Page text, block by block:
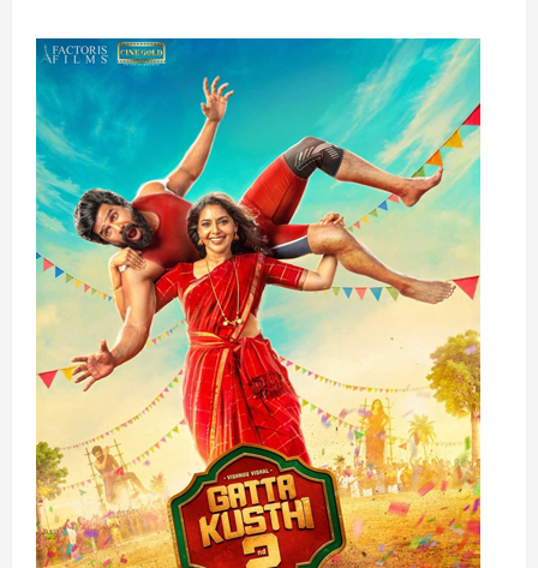
in-
TAVR-
in-
சிகிச்சை:
அதிக
சிக்கலான
இதய
பிரச்சனைக்கு
தீர்வு
வழங்கி
ஆழ்வார்பேட்டை
காவேரி
மருத்துவமனை
சாதனை